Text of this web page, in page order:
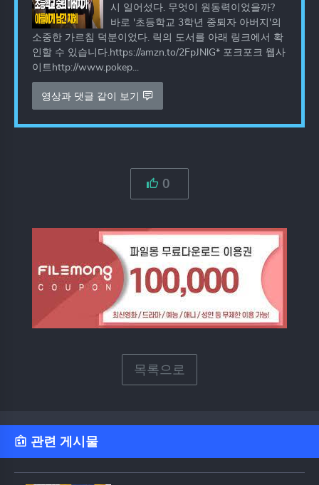
시 일어섰다. 무엇이 원동력이었을까?
바로 '초등학교 3학년 중퇴자 아버지'의
소중한 가르침 덕분이었다. 릭의 도서를 아래 링크에서 확
인할 수 있습니다.https://amzn.to/2FpJNlG* 포크포크 웹사
이트http://www.pokep...
영상과 댓글 같이 보기
0
목록으로
관련 게시물